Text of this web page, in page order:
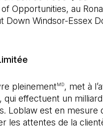
Opportunities, au
Down Windsor-Essex
pleinementMD, met à
qui effectuent un
Loblaw est en mesure
les attentes de la